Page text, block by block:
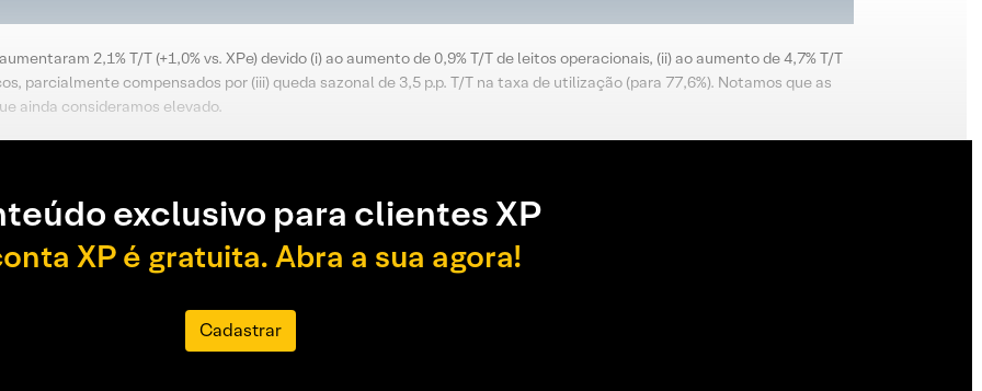
2,1% T/T (+1,0% vs. XPe) devido (i) ao aumento de 0,9% T/T de leitos operacionais, (ii) ao aumento de 4,7% T/T
parcialmente compensados por (iii) queda sazonal de 3,5 p.p. T/T na taxa de utilização (para 77,6%). Notamos que as
ainda consideramos elevado.
exclusivo para clientes XP
XP é gratuita. Abra a sua agora!
Cadastrar